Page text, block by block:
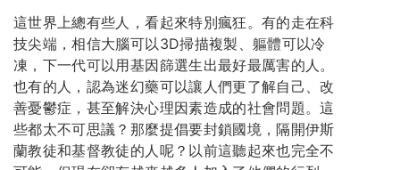
這世界上總有些人，看起來特別瘋狂。有的走在科
技尖端，相信大腦可以3D掃描複製、軀體可以冷
凍，下一代可以用基因篩選生出最好最厲害的人。
也有的人，認為迷幻藥可以讓人們更了解自己、改
善憂鬱症，甚至解決心理因素造成的社會問題。這
些都太不可思議？那麼提倡要封鎖國境，隔開伊斯
蘭教徒和基督教徒的人呢？以前這聽起來也完全不